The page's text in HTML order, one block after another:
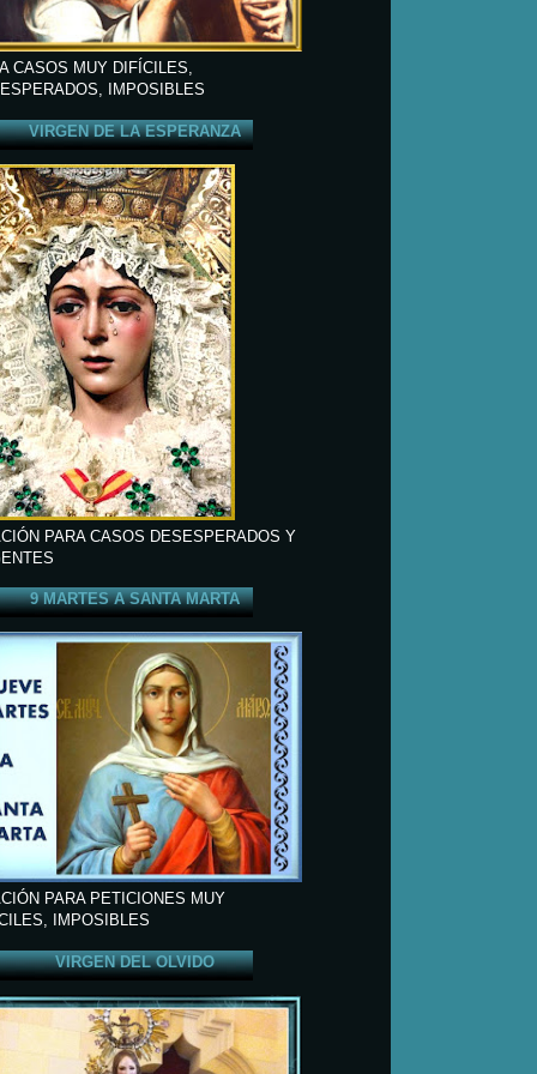
CASOS MUY DIFÍCILES,
IMPOSIBLES
VIRGEN DE LA ESPERANZA
PARA CASOS DESESPERADOS Y
9 MARTES A SANTA MARTA
PARA PETICIONES MUY
IMPOSIBLES
VIRGEN DEL OLVIDO